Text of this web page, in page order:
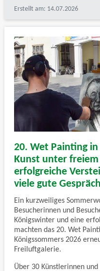
Erstellt am: 14.07.2026
20. Wet Painting
Kunst unter
erfolgreiche
viele gute
Ein kurzweiliges
Besucherinnen und
Königswinter und eine
machten das 20. Wet
Königssommers 2026
Freiluftgalerie.
Über 30 Künstlerinnen